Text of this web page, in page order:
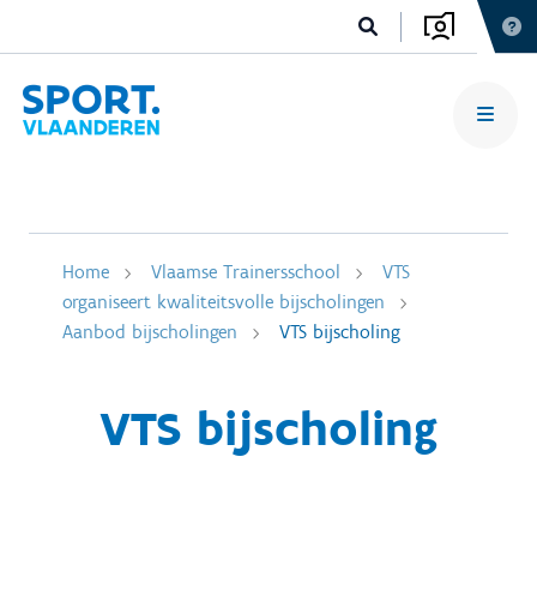
Home Vlaamse Trainersschool
VTS
organiseert kwaliteitsvolle bijscholingen
Aanbod bijscholingen
VTS bijscholing
VTS bijscholing